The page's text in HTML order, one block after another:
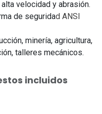
velocidad y abrasión.
de seguridad ANSI
minería, agricultura,
talleres mecánicos.
incluidos